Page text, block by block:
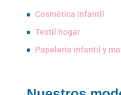
Cosmética infantil
Textil hogar
Papelería infantil y